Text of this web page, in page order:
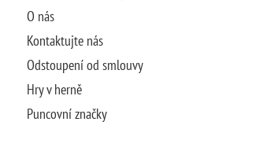
O nás
Kontaktujte nás
Odstoupení od smlouvy
Hry v herně
Puncovní značky